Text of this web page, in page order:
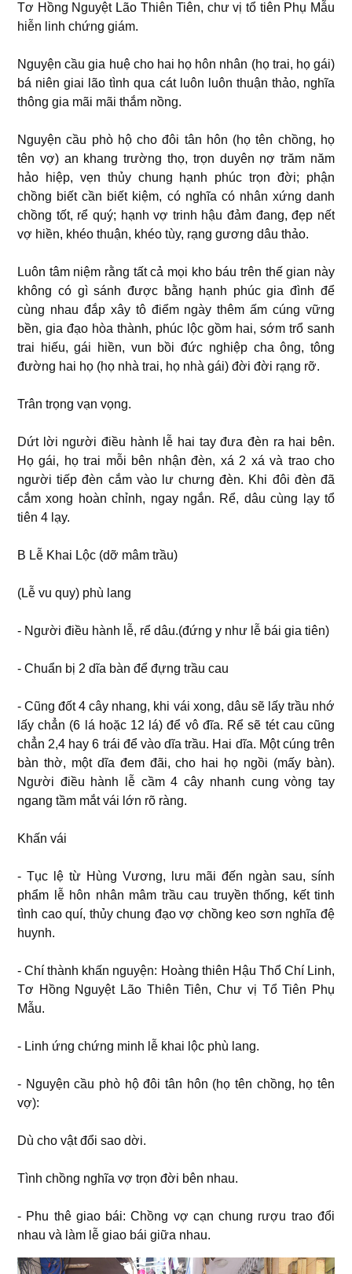
Tơ Hồng Nguyệt Lão Thiên Tiên, chư vị tổ tiên Phụ Mẫu
hiễn linh chứng giám.
Nguyện cầu gia huệ cho hai họ hôn nhân (họ trai, họ gái)
bá niên giai lão tình qua cát luôn luôn thuận thảo, nghĩa
thông gia mãi mãi thắm nồng.
Nguyện cầu phò hộ cho đôi tân hôn (họ tên chồng, họ
tên vợ) an khang trường thọ, trọn duyên nợ trăm năm
hảo hiệp, vẹn thủy chung hạnh phúc trọn đời; phận
chồng biết cần biết kiệm, có nghĩa có nhân xứng danh
chồng tốt, rể quý; hạnh vợ trinh hậu đảm đang, đẹp nết
vợ hiền, khéo thuận, khéo tùy, rạng gương dâu thảo.
Luôn tâm niệm rằng tất cả mọi kho báu trên thế gian này
không có gì sánh được bằng hạnh phúc gia đình để
cùng nhau đắp xây tô điểm ngày thêm ấm cúng vững
bền, gia đạo hòa thành, phúc lộc gồm hai, sớm trổ sanh
trai hiếu, gái hiền, vun bồi đức nghiệp cha ông, tông
đường hai họ (họ nhà trai, họ nhà gái) đời đời rạng rỡ.
Trân trọng vạn vọng.
Dứt lời người điều hành lễ hai tay đưa đèn ra hai bên.
Họ gái, họ trai mỗi bên nhận đèn, xá 2 xá và trao cho
người tiếp đèn cắm vào lư chưng đèn. Khi đôi đèn đã
cắm xong hoàn chỉnh, ngay ngắn. Rể, dâu cùng lạy tổ
tiên 4 lạy.
B Lễ Khai Lộc (dỡ mâm trầu)
(Lễ vu quy) phù lang
- Người điều hành lễ, rể dâu.(đứng y như lễ bái gia tiên)
- Chuẩn bị 2 dĩa bàn để đựng trầu cau
- Cũng đốt 4 cây nhang, khi vái xong, dâu sẽ lấy trầu nhớ
lấy chẳn (6 lá hoặc 12 lá) để vô đĩa. Rể sẽ tét cau cũng
chẳn 2,4 hay 6 trái để vào dĩa trầu. Hai dĩa. Một cúng trên
bàn thờ, một dĩa đem đãi, cho hai họ ngồi (mấy bàn).
Người điều hành lễ cầm 4 cây nhanh cung vòng tay
ngang tầm mắt vái lớn rõ ràng.
Khấn vái
- Tục lệ từ Hùng Vương, lưu mãi đến ngàn sau, sính
phẩm lễ hôn nhân mâm trầu cau truyền thống, kết tinh
tình cao quí, thủy chung đạo vợ chồng keo sơn nghĩa đệ
huynh.
- Chí thành khấn nguyện: Hoàng thiên Hậu Thổ Chí Linh,
Tơ Hồng Nguyệt Lão Thiên Tiên, Chư vị Tổ Tiên Phụ
Mẫu.
- Linh ứng chứng minh lễ khai lộc phù lang.
- Nguyện cầu phò hộ đôi tân hôn (họ tên chồng, họ tên
vợ):
Dù cho vật đổi sao dời.
Tình chồng nghĩa vợ trọn đời bên nhau.
- Phu thê giao bái: Chồng vợ cạn chung rượu trao đổi
nhau và làm lễ giao bái giữa nhau.